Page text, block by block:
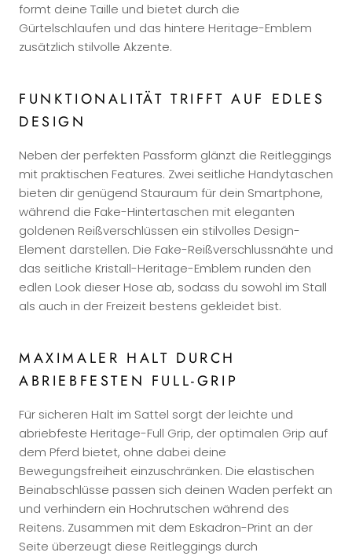
formt deine Taille und bietet durch die
Gürtelschlaufen und das hintere Heritage-Emblem
zusätzlich stilvolle Akzente.
FUNKTIONALITÄT TRIFFT AUF EDLES
DESIGN
Neben der perfekten Passform glänzt die Reitleggings
mit praktischen Features. Zwei seitliche Handytaschen
bieten dir genügend Stauraum für dein Smartphone,
während die Fake-Hintertaschen mit eleganten
goldenen Reißverschlüssen ein stilvolles Design-
Element darstellen. Die Fake-Reißverschlussnähte und
das seitliche Kristall-Heritage-Emblem runden den
edlen Look dieser Hose ab, sodass du sowohl im Stall
als auch in der Freizeit bestens gekleidet bist.
MAXIMALER HALT DURCH
ABRIEBFESTEN FULL-GRIP
Für sicheren Halt im Sattel sorgt der leichte und
abriebfeste Heritage-Full Grip, der optimalen Grip auf
dem Pferd bietet, ohne dabei deine
Bewegungsfreiheit einzuschränken. Die elastischen
Beinabschlüsse passen sich deinen Waden perfekt an
und verhindern ein Hochrutschen während des
Reitens. Zusammen mit dem Eskadron-Print an der
Seite überzeugt diese Reitleggings durch